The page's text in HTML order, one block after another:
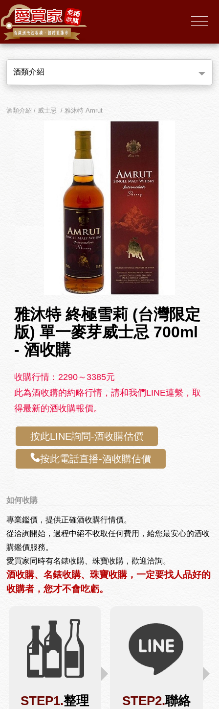
酒類介紹
酒類介紹 / 威士忌 / 雅沐特 Amrut
雅沐特 終極雪莉 (台灣限定
版) 單一麥芽威士忌 700ml
- 酒收購
收購行情：2290～3385元
此為酒收購的約略行情，請和我們LINE連繫，取
得最新的酒收購報價。
按此LINE詢問-酒收購估價
按此電話直播-酒收購估價
如何收購
專業鑑價，提供正確酒收購行情價。
從洽詢開始，過程中絕不收取任何費用，給您最安心的酒收
購鑑價服務。
愛買家同時有名錶收購、珠寶收購，歡迎洽詢。
酒收購、名錶收購、珠寶收購，一定要找人品好的
收購者，您才不會吃虧。
STEP1.整理 STEP2.聯絡